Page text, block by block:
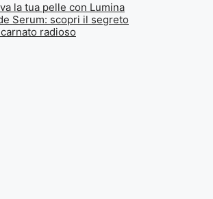
la tua pelle con Lumina
Serum: scopri il segreto
radioso